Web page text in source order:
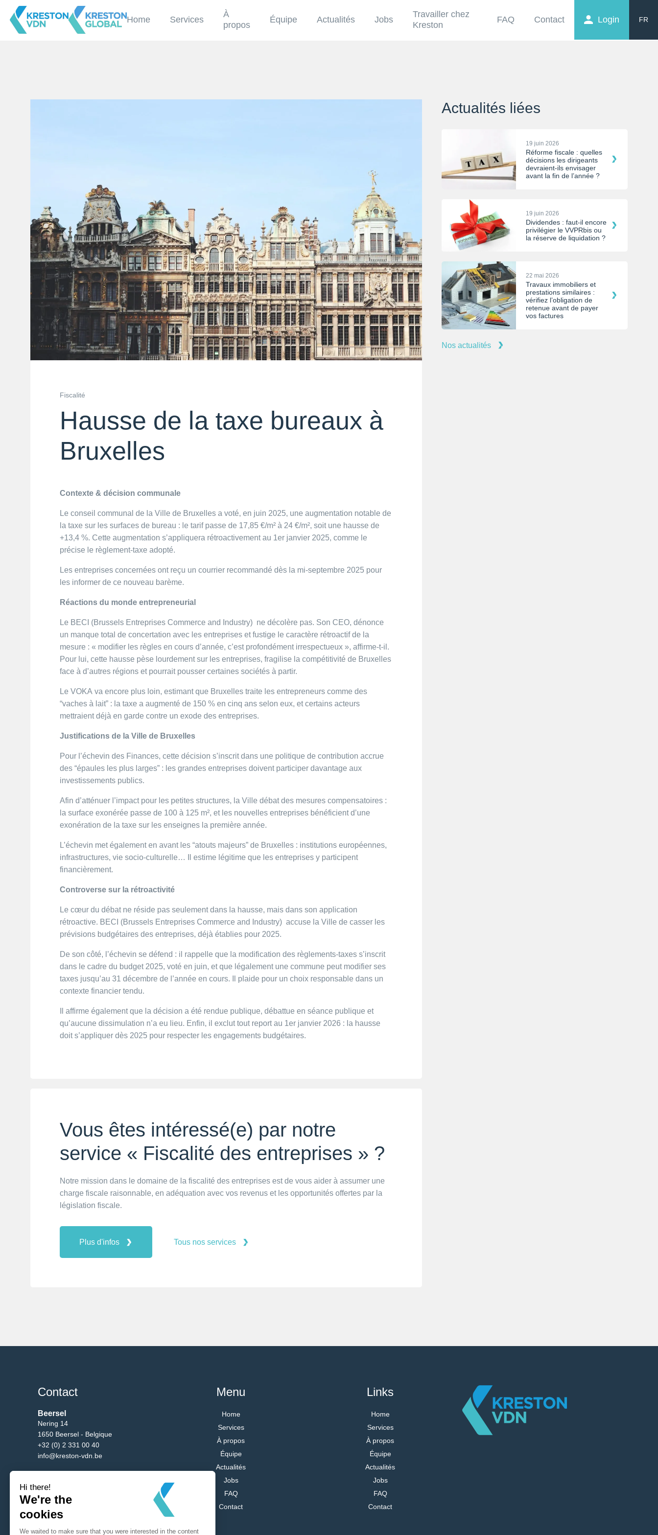
Home Services
À
propos
Équipe Actualités Jobs
Travailler chez
Kreston
FAQ Contact Login
FR
Fiscalité
Hausse de la taxe bureaux à
Bruxelles
Contexte & décision communale
Le conseil communal de la Ville de Bruxelles a voté, en juin 2025, une augmentation notable de
la taxe sur les surfaces de bureau : le tarif passe de 17,85 €/m² à 24 €/m², soit une hausse de
+13,4 %. Cette augmentation s’appliquera rétroactivement au 1er janvier 2025, comme le
précise le règlement-taxe adopté.
Les entreprises concernées ont reçu un courrier recommandé dès la mi-septembre 2025 pour
les informer de ce nouveau barème.
Réactions du monde entrepreneurial
Le BECI (Brussels Entreprises Commerce and Industry) ne décolère pas. Son CEO, dénonce
un manque total de concertation avec les entreprises et fustige le caractère rétroactif de la
mesure : « modifier les règles en cours d’année, c’est profondément irrespectueux », affirme-t-il.
Pour lui, cette hausse pèse lourdement sur les entreprises, fragilise la compétitivité de Bruxelles
face à d’autres régions et pourrait pousser certaines sociétés à partir.
Le VOKA va encore plus loin, estimant que Bruxelles traite les entrepreneurs comme des
“vaches à lait” : la taxe a augmenté de 150 % en cinq ans selon eux, et certains acteurs
mettraient déjà en garde contre un exode des entreprises.
Justifications de la Ville de Bruxelles
Pour l’échevin des Finances, cette décision s’inscrit dans une politique de contribution accrue
des “épaules les plus larges” : les grandes entreprises doivent participer davantage aux
investissements publics.
Afin d’atténuer l’impact pour les petites structures, la Ville débat des mesures compensatoires :
la surface exonérée passe de 100 à 125 m², et les nouvelles entreprises bénéficient d’une
exonération de la taxe sur les enseignes la première année.
L’échevin met également en avant les “atouts majeurs” de Bruxelles : institutions européennes,
infrastructures, vie socio-culturelle… Il estime légitime que les entreprises y participent
financièrement.
Controverse sur la rétroactivité
Le cœur du débat ne réside pas seulement dans la hausse, mais dans son application
rétroactive. BECI (Brussels Entreprises Commerce and Industry) accuse la Ville de casser les
prévisions budgétaires des entreprises, déjà établies pour 2025.
De son côté, l’échevin se défend : il rappelle que la modification des règlements-taxes s’inscrit
dans le cadre du budget 2025, voté en juin, et que légalement une commune peut modifier ses
taxes jusqu’au 31 décembre de l’année en cours. Il plaide pour un choix responsable dans un
contexte financier tendu.
Il affirme également que la décision a été rendue publique, débattue en séance publique et
qu’aucune dissimulation n’a eu lieu. Enfin, il exclut tout report au 1er janvier 2026 : la hausse
doit s’appliquer dès 2025 pour respecter les engagements budgétaires.
Vous êtes intéressé(e) par notre
service « Fiscalité des entreprises » ?
Notre mission dans le domaine de la fiscalité des entreprises est de vous aider à assumer une
charge fiscale raisonnable, en adéquation avec vos revenus et les opportunités offertes par la
législation fiscale.
Plus d'infos Tous nos services
Actualités liées
19 juin 2026
Réforme fiscale : quelles
décisions les dirigeants
devraient-ils envisager
avant la fin de l’année ?
19 juin 2026
Dividendes : faut-il encore
privilégier le VVPRbis ou
la réserve de liquidation ?
22 mai 2026
Travaux immobiliers et
prestations similaires :
vérifiez l’obligation de
retenue avant de payer
vos factures
Nos actualités
Contact
Beersel
Nering 14
1650 Beersel - Belgique
+32 (0) 2 331 00 40
info@kreston-vdn.be
Av. du Bgm. Etienne Demunter 5/10
1090 Bruxelles - Belgique
info@kreston-vdn.be
Menu
Home
Services
À propos
Équipe
Actualités
Jobs
FAQ
Contact
Links
Home
Services
À propos
Équipe
Actualités
Jobs
FAQ
Contact